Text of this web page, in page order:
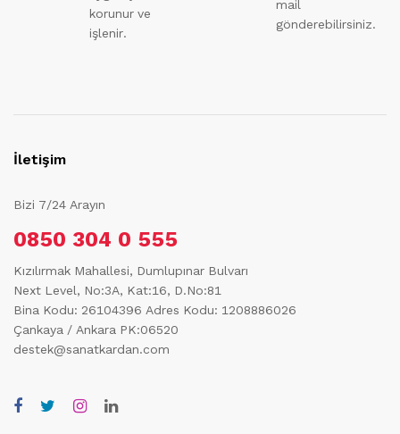
korunur ve
işlenir.
mail
gönderebilirsiniz.
İletişim
Bizi 7/24 Arayın
0850 304 0 555
Kızılırmak Mahallesi, Dumlupınar Bulvarı
Next Level, No:3A, Kat:16, D.No:81
Bina Kodu: 26104396 Adres Kodu: 1208886026
Çankaya / Ankara PK:06520
destek@sanatkardan.com